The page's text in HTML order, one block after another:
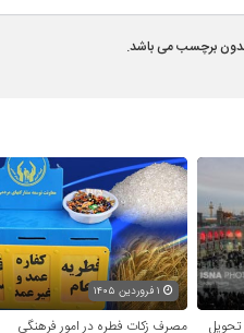
برچسب می باشد.
۱ فروردین ۱۴۰۵
مصرف زکات فطره در امور فرهنگی